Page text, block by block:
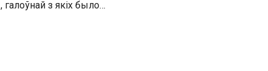
галоўнай з якіх было…